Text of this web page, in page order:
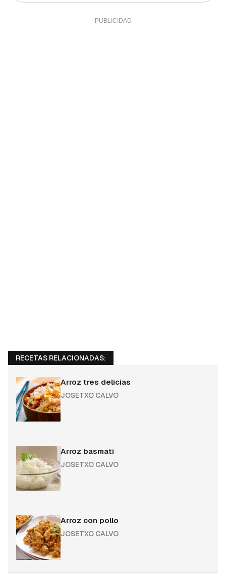
RECETAS RELACIONADAS:
Arroz tres delicias
JOSETXO CALVO
Arroz basmati
JOSETXO CALVO
Arroz con pollo
JOSETXO CALVO